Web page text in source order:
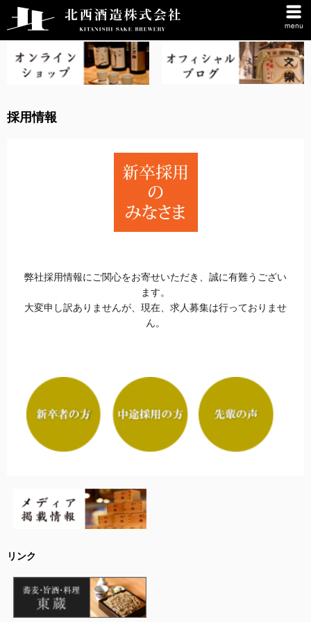
採用情報
弊社採用情報にご関心をお寄せいただき、誠に有難うござい
ます。
大変申し訳ありませんが、現在、求人募集は行っておりませ
ん。
リンク